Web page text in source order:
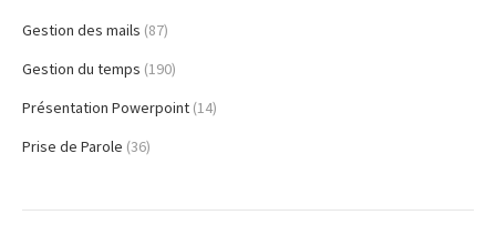
Gestion des mails (87)
Gestion du temps (190)
Présentation Powerpoint (14)
Prise de Parole (36)